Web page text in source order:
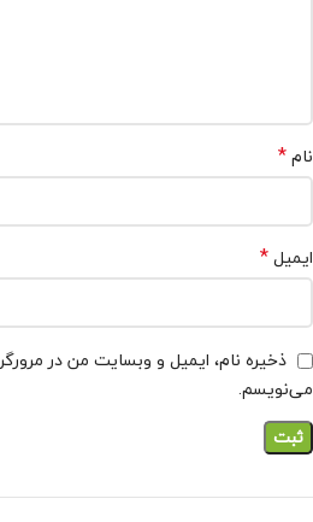
نام*
ایمیل*
ذخیره نام، ایمیل و وبسایت من در
می‌نویسم.